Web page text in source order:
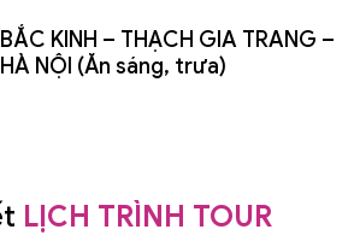
BẮC KINH – THẠCH GIA TRANG –
HÀ NỘI (Ăn sáng, trưa)
LỊCH TRÌNH TOUR